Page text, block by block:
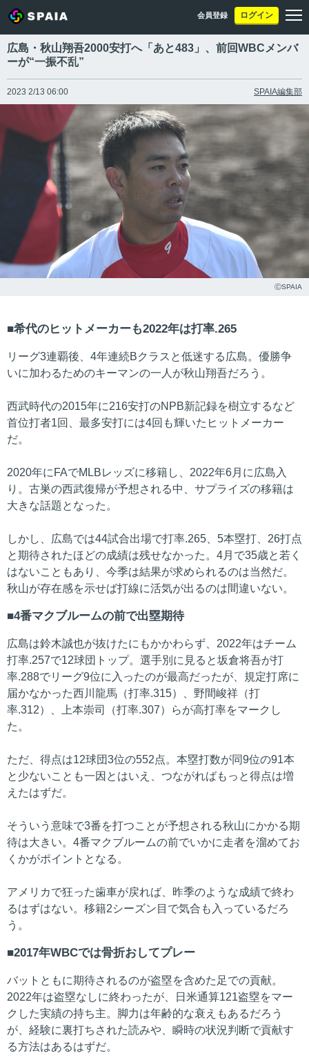
会員登録 ログイン
広島・秋山翔吾2000安打へ「あと483」、前回WBCメンバ
ーが“一振不乱”
2023 2/13 06:00 SPAIA編集部
ⒸSPAIA
希代のヒットメーカーも2022年は打率.265
リーグ3連覇後、4年連続Bクラスと低迷する広島。優勝争
いに加わるためのキーマンの一人が秋山翔吾だろう。
西武時代の2015年に216安打のNPB新記録を樹立するなど
首位打者1回、最多安打には4回も輝いたヒットメーカー
だ。
2020年にFAでMLBレッズに移籍し、2022年6月に広島入
り。古巣の西武復帰が予想される中、サプライズの移籍は
大きな話題となった。
しかし、広島では44試合出場で打率.265、5本塁打、26打点
と期待されたほどの成績は残せなかった。4月で35歳と若く
はないこともあり、今季は結果が求められるのは当然だ。
秋山が存在感を示せば打線に活気が出るのは間違いない。
4番マクブルームの前で出塁期待
広島は鈴木誠也が抜けたにもかかわらず、2022年はチーム
打率.257で12球団トップ。選手別に見ると坂倉将吾が打
率.288でリーグ9位に入ったのが最高だったが、規定打席に
届かなかった西川龍馬（打率.315）、野間峻祥（打
率.312）、上本崇司（打率.307）らが高打率をマークし
た。
ただ、得点は12球団3位の552点。本塁打数が同9位の91本
と少ないことも一因とはいえ、つながればもっと得点は増
えたはずだ。
そういう意味で3番を打つことが予想される秋山にかかる期
待は大きい。4番マクブルームの前でいかに走者を溜めてお
くかがポイントとなる。
アメリカで狂った歯車が戻れば、昨季のような成績で終わ
るはずはない。移籍2シーズン目で気合も入っているだろ
う。
2017年WBCでは骨折おしてプレー
バットともに期待されるのが盗塁を含めた足での貢献。
2022年は盗塁なしに終わったが、日米通算121盗塁をマー
クした実績の持ち主。脚力は年齢的な衰えもあるだろう
が、経験に裏打ちされた読みや、瞬時の状況判断で貢献す
る方法はあるはずだ。